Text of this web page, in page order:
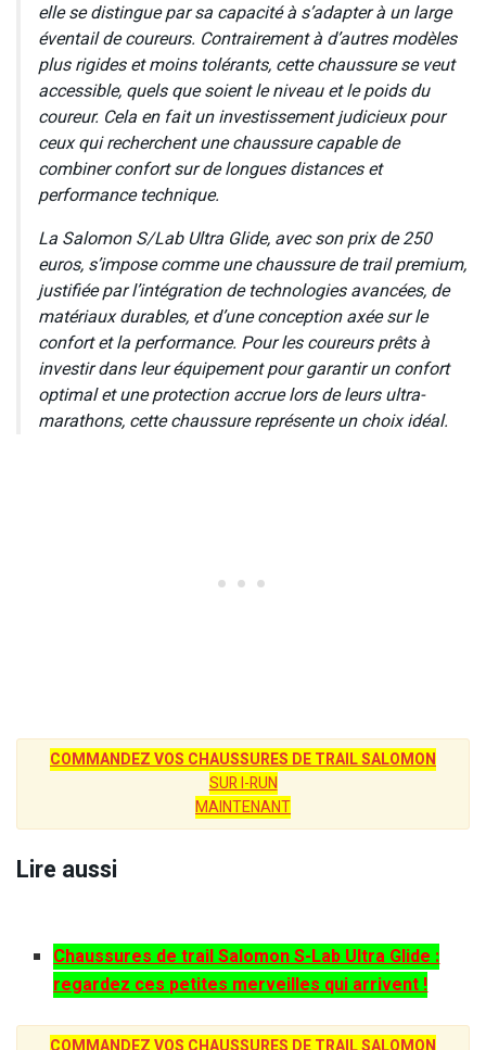
elle se distingue par sa capacité à s’adapter à un large
éventail de coureurs. Contrairement à d’autres modèles
plus rigides et moins tolérants, cette chaussure se veut
accessible, quels que soient le niveau et le poids du
coureur. Cela en fait un investissement judicieux pour
ceux qui recherchent une chaussure capable de
combiner confort sur de longues distances et
performance technique.
La Salomon S/Lab Ultra Glide, avec son prix de 250
euros, s’impose comme une chaussure de trail premium,
justifiée par l’intégration de technologies avancées, de
matériaux durables, et d’une conception axée sur le
confort et la performance. Pour les coureurs prêts à
investir dans leur équipement pour garantir un confort
optimal et une protection accrue lors de leurs ultra-
marathons, cette chaussure représente un choix idéal.
COMMANDEZ VOS CHAUSSURES DE TRAIL SALOMON
SUR I-RUN
MAINTENANT
Lire aussi
Chaussures de trail Salomon S-Lab Ultra Glide :
regardez ces petites merveilles qui arrivent !